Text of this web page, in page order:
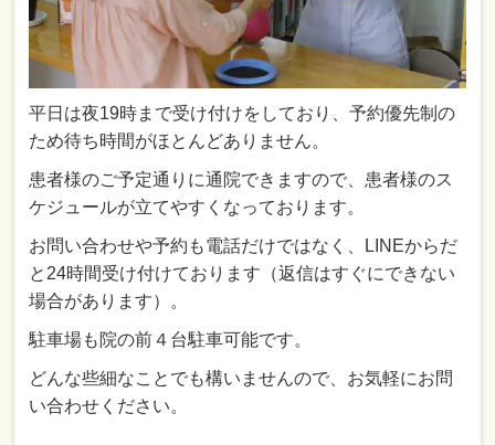
平日は夜19時まで受け付けをしており、予約優先制の
ため待ち時間がほとんどありません。
患者様のご予定通りに通院できますので、患者様のス
ケジュールが立てやすくなっております。
お問い合わせや予約も電話だけではなく、LINEからだ
と24時間受け付けております（返信はすぐにできない
場合があります）。
駐車場も院の前４台駐車可能です。
どんな些細なことでも構いませんので、お気軽にお問
い合わせください。